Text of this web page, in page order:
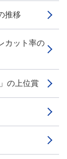
推移
カット率の
の上位賞